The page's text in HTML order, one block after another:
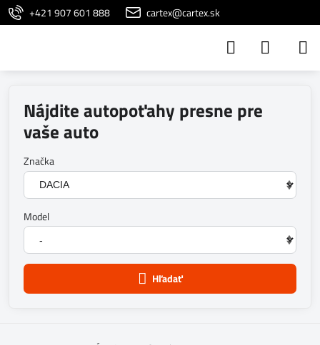
+421 907 601 888 cartex@cartex.sk
Nájdite autopoťahy presne pre
vaše auto
Značka
Model
Hľadať